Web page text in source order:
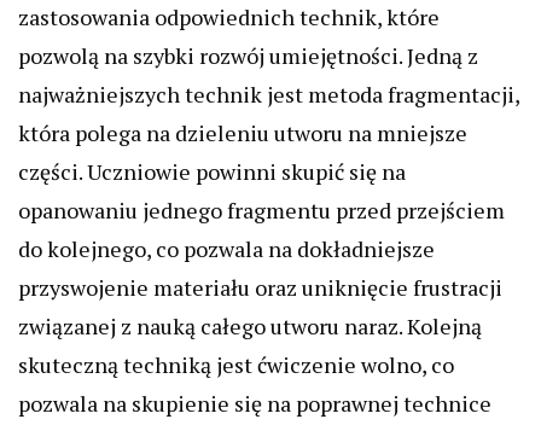
zastosowania odpowiednich technik, które
pozwolą na szybki rozwój umiejętności. Jedną z
najważniejszych technik jest metoda fragmentacji,
która polega na dzieleniu utworu na mniejsze
części. Uczniowie powinni skupić się na
opanowaniu jednego fragmentu przed przejściem
do kolejnego, co pozwala na dokładniejsze
przyswojenie materiału oraz uniknięcie frustracji
związanej z nauką całego utworu naraz. Kolejną
skuteczną techniką jest ćwiczenie wolno, co
pozwala na skupienie się na poprawnej technice